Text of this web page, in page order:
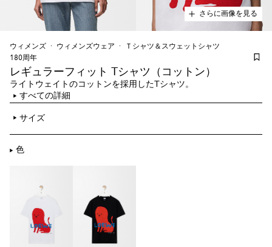
さらに画像を見る
ウィメンズ ウィメンズウェア
Ｔシャツ＆スウェットシャツ
180周年
レギュラーフィット Tシャツ（コットン）
ライトウェイトのコットンを採用したTシャツ。
すべての詳細
サイズ
色